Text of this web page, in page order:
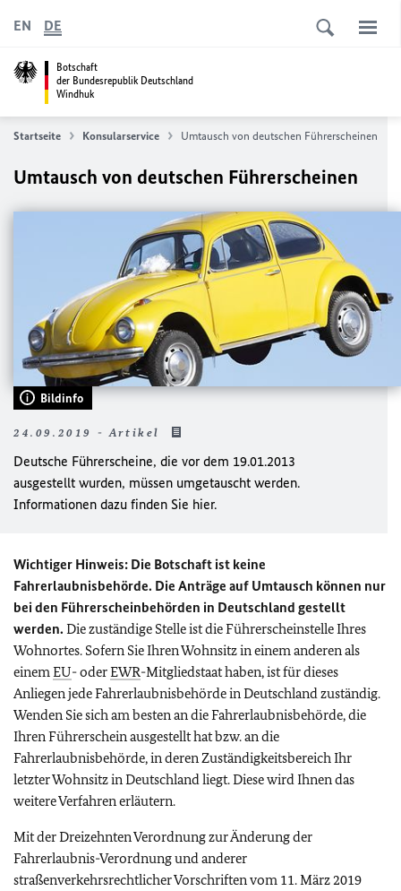
Botschaft
der Bundesrepublik Deutschland
Windhuk
EN DE
Startseite Konsularservice Umtausch von deutschen Führerscheinen
Umtausch von deutschen Führerscheinen
Bildinfo
24.09.2019 - Artikel
Deutsche Führerscheine, die vor dem 19.01.2013
ausgestellt wurden, müssen umgetauscht werden.
Informationen dazu finden Sie hier.
Wichtiger Hinweis: Die Botschaft ist keine
Fahrerlaubnisbehörde. Die Anträge auf Umtausch können nur
bei den Führerscheinbehörden in Deutschland gestellt
werden. Die zuständige Stelle ist die Führerscheinstelle Ihres
Wohnortes. Sofern Sie Ihren Wohnsitz in einem anderen als
einem EU- oderEWR-Mitgliedstaat haben, ist für dieses
Anliegen jede Fahrerlaubnisbehörde in Deutschland zuständig.
Wenden Sie sich am besten an die Fahrerlaubnisbehörde, die
Ihren Führerschein ausgestellt hat bzw. an die
Fahrerlaubnisbehörde, in deren Zuständigkeitsbereich Ihr
letzter Wohnsitz in Deutschland liegt. Diese wird Ihnen das
weitere Verfahren erläutern.
Mit der Dreizehnten Verordnung zur Änderung der
Fahrerlaubnis-Verordnung und anderer
straßenverkehrsrechtlicher Vorschriften vom 11. März 2019